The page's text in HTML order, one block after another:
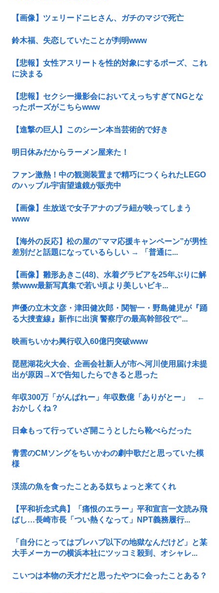
【画像】ツェリードニヒさん、ガチのマジで死亡
鈴木福、失恋していたことが判明www
【悲報】女性アスリートを性的対象にするポーズ、これ
に決まる
【悲報】セクシー撮影会においてえっちすぎてNGとな
ったポーズがこちらwww
【進撃の巨人】このシーン本当芸術的で好き
明日休みだからラーメン屋来た！
ファン激熱！中の観測装置まで精巧につくられたLEGO
のハッブル宇宙望遠鏡が販売中
【画像】生放送で女子アナのブラ紐が映ってしまう
www
【海外の反応】松の屋の”ママ応援キャンペーン”が男性
差別だと話題になっているらしい → 「普通に...
【画像】雛形あきこ(48)、水着グラビアを25年ぶりに解
禁www最新写真集で若い頃より美しいビキ...
声優の立木文彦・津田健次郎・関智一・野島健児が『踊
る大捜査線』新作に出演 警察庁の最高幹部役で“...
映画ちいかわ興行収入60億円突破www
琵琶湖花火大会、企画会社新人が市へ河川使用届け未提
出が原因→Xで告知したらできると思った
年収300万「がんばれー」年収数億「ありがとー」 ←
おかしくね？
日傘もって行っていざ開こうとしたら靴べらだった
青雲のCMソングをちいかわの劇中歌だと思っていた模
様
渓流の魚を食ったことある奴ちょっと来てくれ
【平和祈念式典】「痛恨のエラー」平和宣言一文読み飛
ばし…長崎市長「つい熱くなって」NPT義務履行...
「自分にとってはプレハブ以下の地獄なんだけど」と某
大手メーカーの横浜本社にツッコミ殺到、オシャレ...
こいつは本物の天才だと思ったやつに会ったことある？